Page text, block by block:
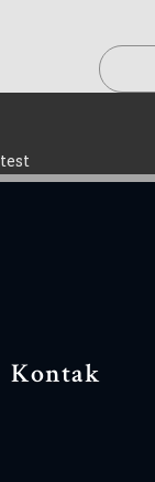
test
Kontak